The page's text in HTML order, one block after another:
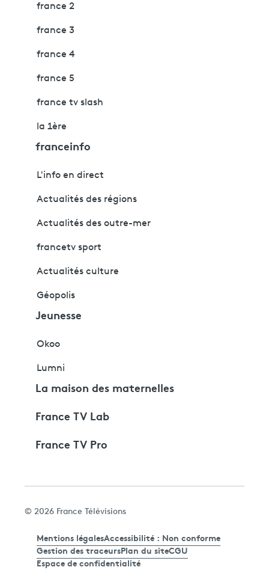
france 2
france 3
france 4
france 5
france tv slash
la 1ère
franceinfo
L'info en direct
Actualités des régions
Actualités des outre-mer
francetv sport
Actualités culture
Géopolis
Jeunesse
Okoo
Lumni
La maison des maternelles
France TV Lab
France TV Pro
© 2026 France Télévisions
Mentions légalesAccessibilité : Non conforme
Gestion des traceursPlan du siteCGU
Espace de confidentialité